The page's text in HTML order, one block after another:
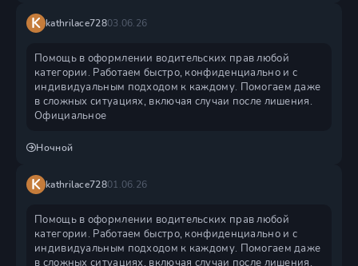
K kathrilace72803.06.26
Помощь в оформлении водительских прав любой
категории. Работаем быстро, конфиденциально и с
индивидуальным подходом к каждому. Помогаем даже
в сложных ситуациях, включая случаи после лишения.
Официальное
Ночной
K kathrilace72801.06.26
Помощь в оформлении водительских прав любой
категории. Работаем быстро, конфиденциально и с
индивидуальным подходом к каждому. Помогаем даже
в сложных ситуациях, включая случаи после лишения.